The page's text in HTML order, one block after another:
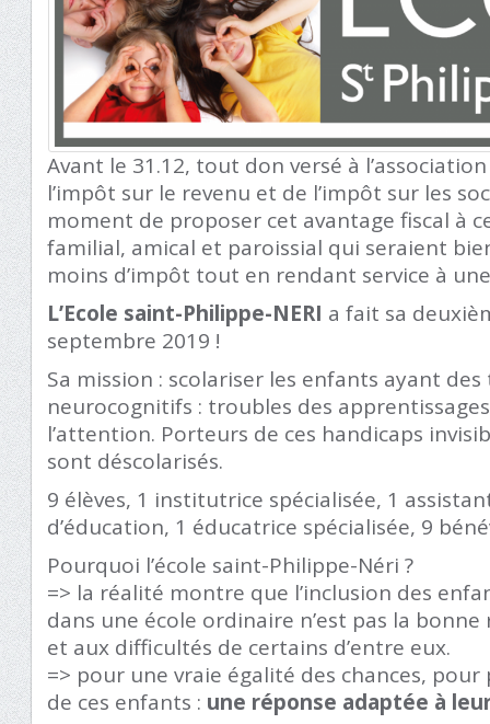
Avant le 31.12, tout don versé à
l’impôt sur le revenu et de l’impôt sur les
moment de proposer cet avantage fiscal à
familial, amical et paroissial qui seraient
moins d’impôt tout en rendant service à
L’Ecole saint-Philippe-NERI a fait sa
septembre 2019 !
Sa mission : scolariser les enfants ayant
neurocognitifs : troubles des
l’attention. Porteurs de ces handicaps
sont déscolarisés.
9 élèves, 1 institutrice spécialisée, 1
d’éducation, 1 éducatrice spécialisée, 9
Pourquoi l’école saint-Philippe-Néri ?
=> la réalité montre que l’inclusion des
dans une école ordinaire n’est pas la
et aux difficultés de certains d’entre eux.
=> pour une vraie égalité des chances, pour
de ces enfants : une réponse adaptée à